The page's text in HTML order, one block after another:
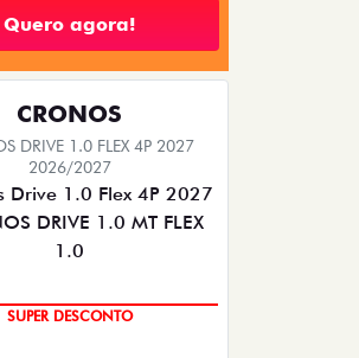
Quero agora!
CRONOS
DRIVE 1.0 FLEX 4P 2027
2026/2027
SUPER DESCONTO